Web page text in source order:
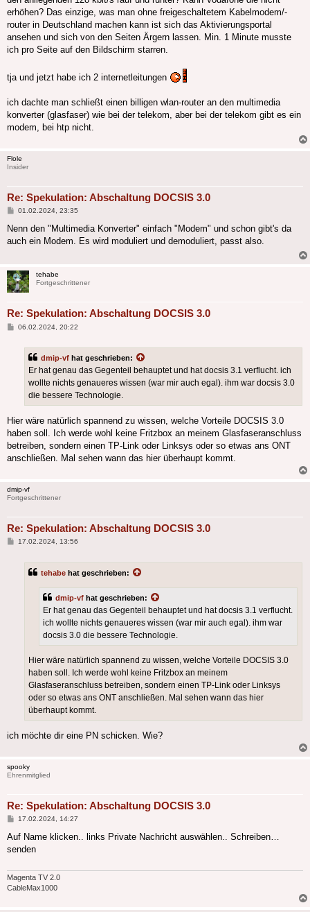
erhöhen? Das einzige, was man ohne freigeschaltetem Kabelmodem/-
router in Deutschland machen kann ist sich das Aktivierungsportal
ansehen und sich von den Seiten Ärgern lassen. Min. 1 Minute musste
ich pro Seite auf den Bildschirm starren.
tja und jetzt habe ich 2 internetleitungen
ich dachte man schließt einen billigen wlan-router an den multimedia
konverter (glasfaser) wie bei der telekom, aber bei der telekom gibt es ein
modem, bei htp nicht.
Flole
Insider
Re: Spekulation: Abschaltung DOCSIS 3.0
Beitrag
01.02.2024, 23:35
Nenn den "Multimedia Konverter" einfach "Modem" und schon gibt's da
auch ein Modem. Es wird moduliert und demoduliert, passt also.
tehabe
Fortgeschrittener
Re: Spekulation: Abschaltung DOCSIS 3.0
Beitrag
06.02.2024, 20:22
dmip-vf hat geschrieben:
Er hat genau das Gegenteil behauptet und hat docsis 3.1 verflucht. ich
wollte nichts genaueres wissen (war mir auch egal). ihm war docsis 3.0
die bessere Technologie.
Hier wäre natürlich spannend zu wissen, welche Vorteile DOCSIS 3.0
haben soll. Ich werde wohl keine Fritzbox an meinem Glasfaseranschluss
betreiben, sondern einen TP-Link oder Linksys oder so etwas ans ONT
anschließen. Mal sehen wann das hier überhaupt kommt.
dmip-vf
Fortgeschrittener
Re: Spekulation: Abschaltung DOCSIS 3.0
Beitrag
17.02.2024, 13:56
tehabe hat geschrieben:
dmip-vf hat geschrieben:
Er hat genau das Gegenteil behauptet und hat docsis 3.1 verflucht.
ich wollte nichts genaueres wissen (war mir auch egal). ihm war
docsis 3.0 die bessere Technologie.
Hier wäre natürlich spannend zu wissen, welche Vorteile DOCSIS 3.0
haben soll. Ich werde wohl keine Fritzbox an meinem
Glasfaseranschluss betreiben, sondern einen TP-Link oder Linksys
oder so etwas ans ONT anschließen. Mal sehen wann das hier
überhaupt kommt.
ich möchte dir eine PN schicken. Wie?
spooky
Ehrenmitglied
Re: Spekulation: Abschaltung DOCSIS 3.0
Beitrag
17.02.2024, 14:27
Auf Name klicken.. links Private Nachricht auswählen.. Schreiben…
senden
Magenta TV 2.0
CableMax1000